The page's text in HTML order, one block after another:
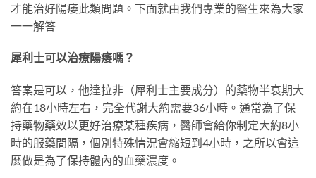
才能治好陽痿此類問題。下面就由我們專業的醫生來為大家
一一解答
犀利士可以治療陽痿嗎？
答案是可以，他達拉非（犀利士主要成分）的藥物半衰期大
約在18小時左右，完全代謝大約需要36小時。通常為了保
持藥物藥效以更好治療某種疾病，醫師會給你制定大約8小
時的服藥間隔，個別特殊情況會縮短到4小時，之所以會這
麼做是為了保持體內的血藥濃度。